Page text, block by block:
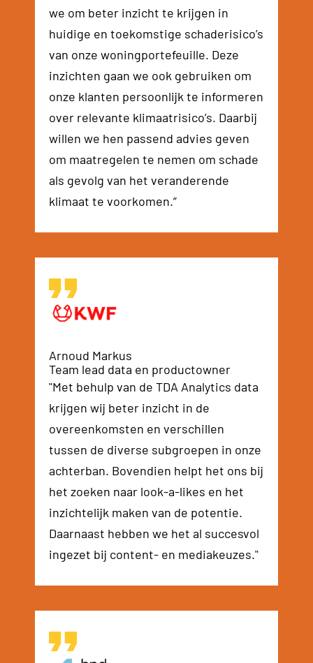
we om beter inzicht te krijgen in
huidige en toekomstige schaderisico’s
van onze woningportefeuille. Deze
inzichten gaan we ook gebruiken om
onze klanten persoonlijk te informeren
over relevante klimaatrisico’s. Daarbij
willen we hen passend advies geven
om maatregelen te nemen om schade
als gevolg van het veranderende
klimaat te voorkomen.”
Arnoud Markus
Team lead data en productowner
"Met behulp van de TDA Analytics data
krijgen wij beter inzicht in de
overeenkomsten en verschillen
tussen de diverse subgroepen in onze
achterban. Bovendien helpt het ons bij
het zoeken naar look-a-likes en het
inzichtelijk maken van de potentie.
Daarnaast hebben we het al succesvol
ingezet bij content- en mediakeuzes."